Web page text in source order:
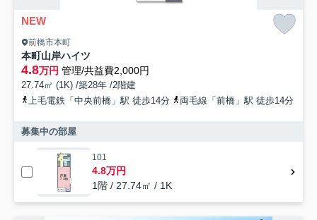
NEW
前橋市本町
本町山岸ハイツ
4.8万円 管理/共益費2,000円
27.74㎡ (1K) /築28年 /2階建
上毛電鉄「中央前橋」駅 徒歩14分
両毛線「前橋」駅 徒歩14分
募集中の部屋
101
4.8万円
1階 / 27.74㎡ / 1K